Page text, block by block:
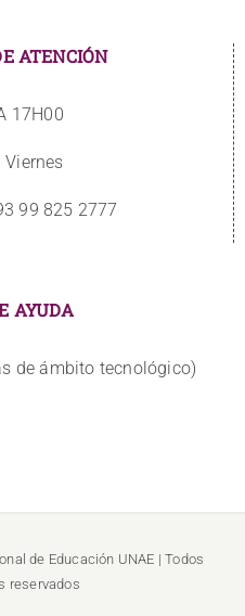
ATENCIÓN
17H00
Viernes
99 825 2777
AYUDA
de ámbito tecnológico)
de Educación UNAE | Todos
reservados